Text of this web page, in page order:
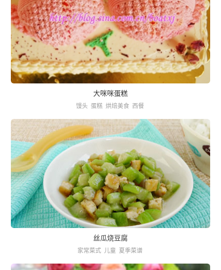
大咪咪蛋糕
馒头 蛋糕 烘焙美食 西餐
丝瓜烧豆腐
家常菜式 儿童 夏季菜谱